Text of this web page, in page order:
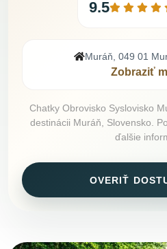
9.5
Muráň, 049 01
Zobraziť
Chatky Obrovisko Syslovisko
destinácii Muráň, Slovensko.
ďalšie
OVERIŤ